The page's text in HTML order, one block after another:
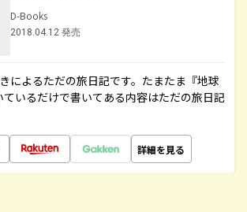
D-Books
2018.04.12 発売
によるただの旅日記です。たまたま『地球
いるだけで書いてある内容はただの旅日記
詳細を見る